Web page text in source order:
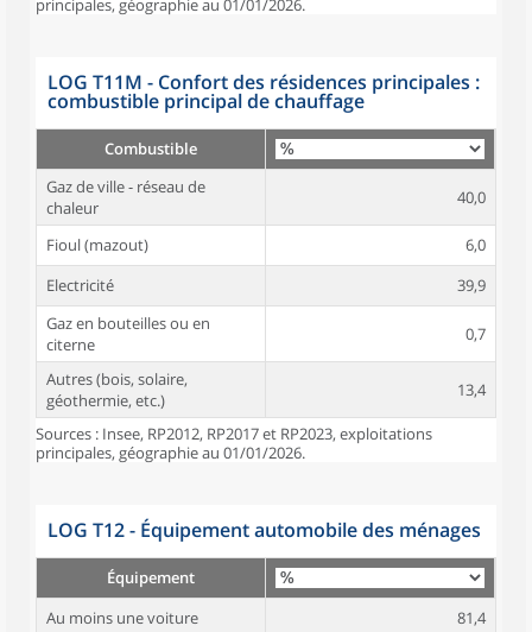
principales, géographie au 01/01/2026.
LOG T11M - Confort des résidences principales :
combustible principal de chauffage
Combustible
Gaz de ville - réseau de
chaleur
40,0
Fioul (mazout)
6,0
Electricité
39,9
Gaz en bouteilles ou en
citerne
0,7
Autres (bois, solaire,
géothermie, etc.)
13,4
Sources : Insee, RP2012, RP2017 et RP2023, exploitations
principales, géographie au 01/01/2026.
LOG T12 - Équipement automobile des ménages
Équipement
Au moins une voiture
81,4